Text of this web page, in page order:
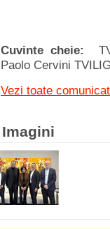
Cuvinte cheie:
Paolo Cervini
Vezi toate
Imagini